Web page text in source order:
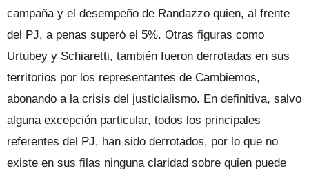
campaña y el desempeño de Randazzo quien, al frente
del PJ, a penas superó el 5%. Otras figuras como
Urtubey y Schiaretti, también fueron derrotadas en sus
territorios por los representantes de Cambiemos,
abonando a la crisis del justicialismo. En definitiva, salvo
alguna excepción particular, todos los principales
referentes del PJ, han sido derrotados, por lo que no
existe en sus filas ninguna claridad sobre quien puede